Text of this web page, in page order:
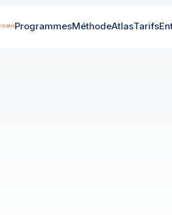
ProgrammesMéthodeAtlasTarifs